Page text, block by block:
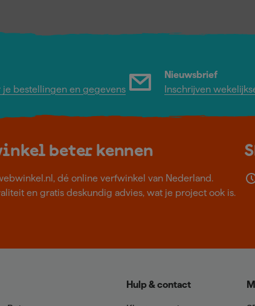
je bestellingen en gegevens
Nieuwsbrief
Inschrijven
beter kennen
dé online verfwinkel van Nederland.
en gratis deskundig advies, wat je project ook is.
Hulp & contact